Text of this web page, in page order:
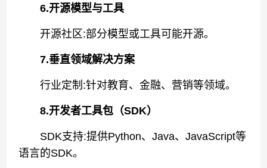
6.开源模型与工具
开源社区:部分模型或工具可能开源。
7.垂直领域解决方案
行业定制:针对教育、金融、营销等领域。
8.开发者工具包（SDK）
SDK支持:提供Python、Java、JavaScript等
语言的SDK。